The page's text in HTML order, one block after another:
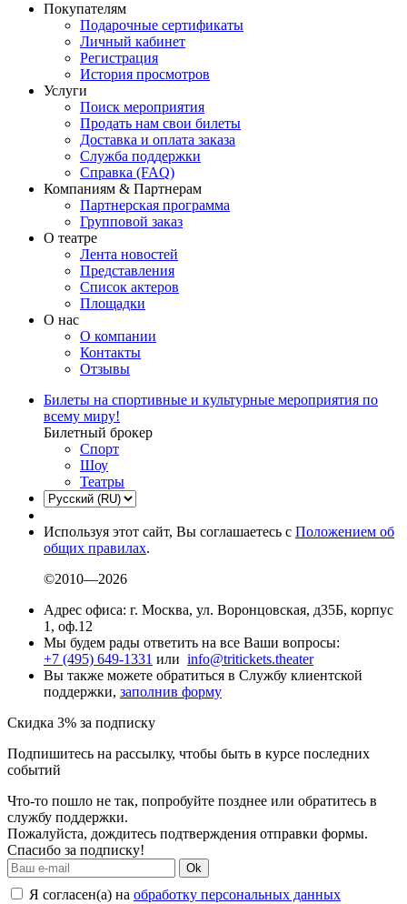
Покупателям
Подарочные сертификаты
Личный кабинет
Регистрация
История просмотров
Услуги
Поиск мероприятия
Продать нам свои билеты
Доставка и оплата заказа
Служба поддержки
Справка (FAQ)
Компаниям & Партнерам
Партнерская программа
Групповой заказ
О театре
Лента новостей
Представления
Список актеров
Площадки
О нас
О компании
Контакты
Отзывы
Билеты на спортивные и культурные мероприятия по
всему миру!
Билетный брокер
Спорт
Шоу
Театры
Используя этот сайт, Вы соглашаетесь с Положением об
общих правилах.
©2010—2026
Адрес офиса: г. Москва, ул. Воронцовская, д35Б, корпус
1, оф.12
Мы будем рады ответить на все Ваши вопросы:
+7 (495) 649-1331 или info@tritickets.theater
Вы также можете обратиться в Службу клиентской
поддержки, заполнив форму
Скидка 3% за подписку
Подпишитесь на рассылку, чтобы быть в курсе последних
событий
Что-то пошло не так, попробуйте позднее или обратитесь в
службу поддержки.
Пожалуйста, дождитесь подтверждения отправки формы.
Спасибо за подписку!
Ok
Я согласен(а) на обработку персональных данных